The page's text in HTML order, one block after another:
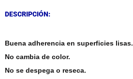
DESCRIPCIÓN:
Buena adherencia en superficies lisas.
No cambia de color.
No se despega o reseca.